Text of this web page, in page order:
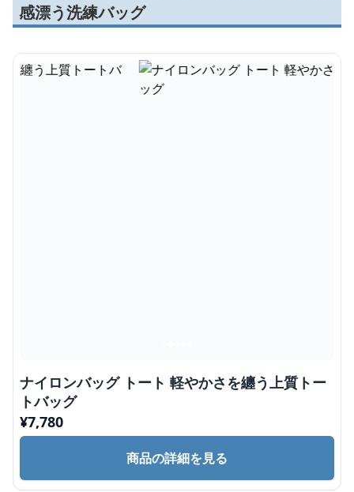
感漂う洗練バッグ
ナイロンバッグ トート 軽やかさを纏う上質トー
トバッグ
¥7,780
商品の詳細を見る